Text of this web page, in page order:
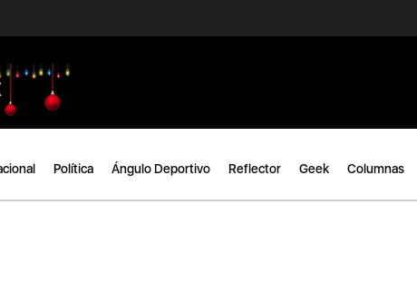
Política Ángulo Deportivo Reflector Geek Columnas